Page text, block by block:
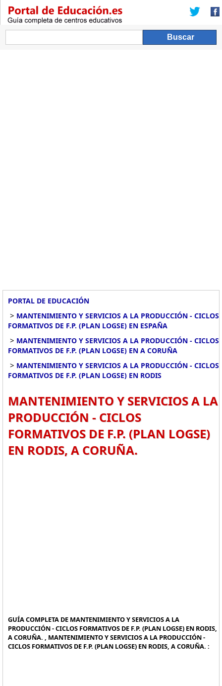
PORTAL DE EDUCACIÓN
> MANTENIMIENTO Y SERVICIOS A LA PRODUCCIÓN - CICLOS
FORMATIVOS DE F.P. (PLAN LOGSE) EN ESPAÑA
> MANTENIMIENTO Y SERVICIOS A LA PRODUCCIÓN - CICLOS
FORMATIVOS DE F.P. (PLAN LOGSE) EN A CORUÑA
> MANTENIMIENTO Y SERVICIOS A LA PRODUCCIÓN - CICLOS
FORMATIVOS DE F.P. (PLAN LOGSE) EN RODIS
MANTENIMIENTO Y SERVICIOS A LA
PRODUCCIÓN - CICLOS
FORMATIVOS DE F.P. (PLAN LOGSE)
EN RODIS, A CORUÑA.
GUÍA COMPLETA DE MANTENIMIENTO Y SERVICIOS A LA
PRODUCCIÓN - CICLOS FORMATIVOS DE F.P. (PLAN LOGSE) EN RODIS,
A CORUÑA. , MANTENIMIENTO Y SERVICIOS A LA PRODUCCIÓN -
CICLOS FORMATIVOS DE F.P. (PLAN LOGSE) EN RODIS, A CORUÑA. :